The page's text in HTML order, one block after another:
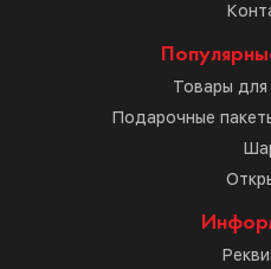
Товары для
Подарочные